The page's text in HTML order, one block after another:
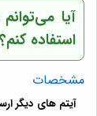
آیا
استفاده کنم؟
مشخصات